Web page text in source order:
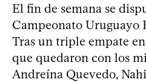
El fin de semana se
Campeonato Uruguayo
Tras un triple empate
que quedaron con los
Andreína Quevedo,